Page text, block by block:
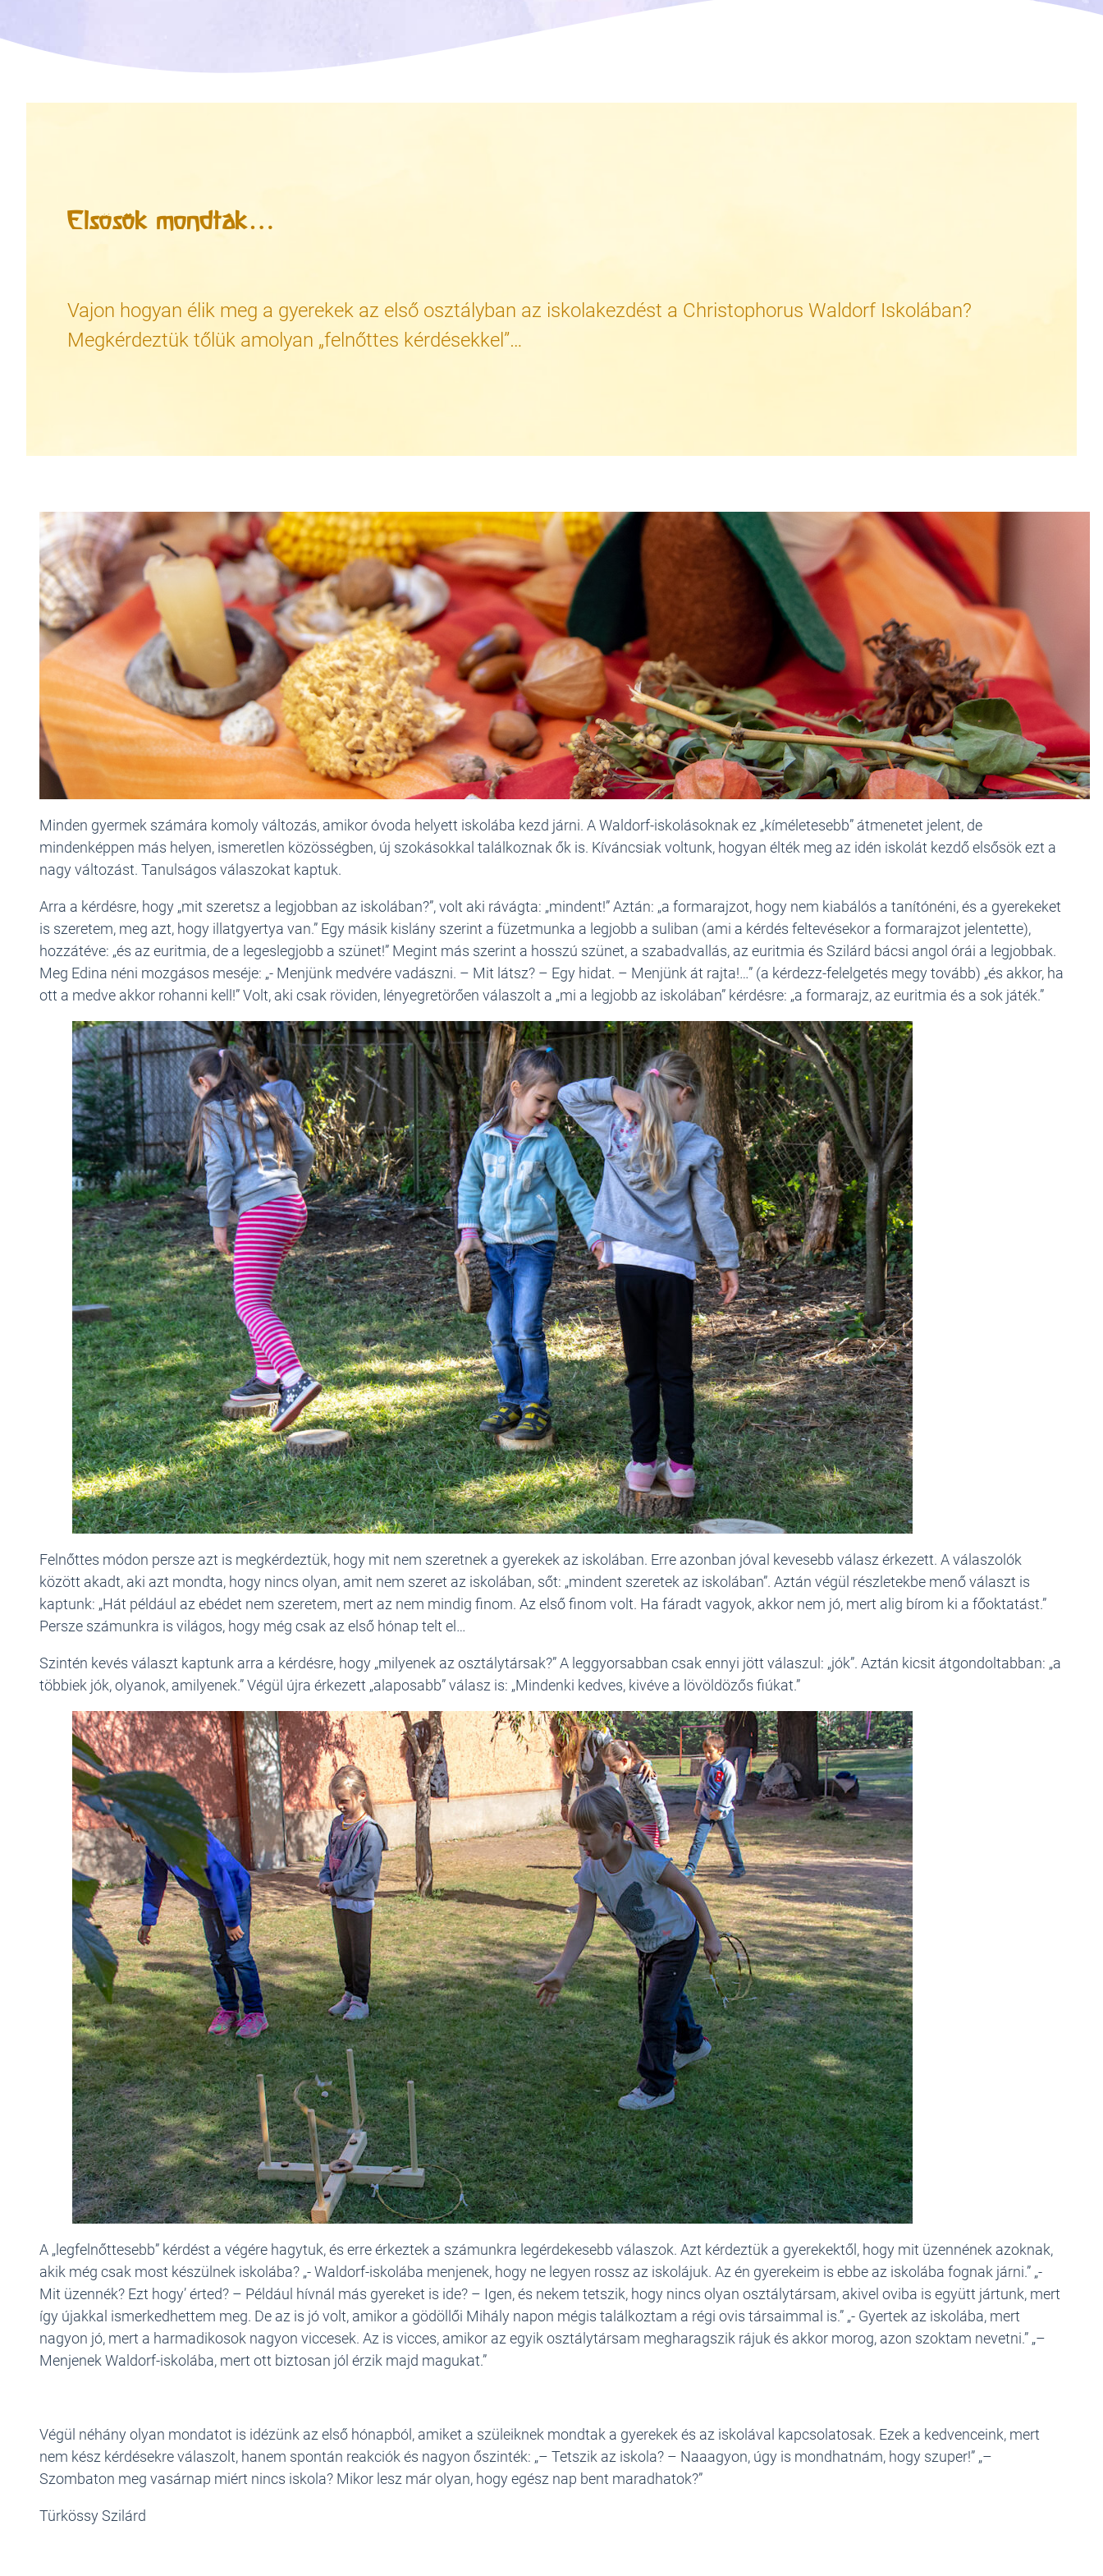
Elsősök mondták…
Vajon hogyan élik meg a gyerekek az első osztályban az iskolakezdést a Christophorus Waldorf Iskolában?
Megkérdeztük tőlük amolyan „felnőttes kérdésekkel”…
Minden gyermek számára komoly változás, amikor óvoda helyett iskolába kezd járni. A Waldorf-iskolásoknak ez „kíméletesebb” átmenetet jelent, de
mindenképpen más helyen, ismeretlen közösségben, új szokásokkal találkoznak ők is. Kíváncsiak voltunk, hogyan élték meg az idén iskolát kezdő elsősök ezt a
nagy változást. Tanulságos válaszokat kaptuk.
Arra a kérdésre, hogy „mit szeretsz a legjobban az iskolában?”, volt aki rávágta: „mindent!” Aztán: „a formarajzot, hogy nem kiabálós a tanítónéni, és a gyerekeket
is szeretem, meg azt, hogy illatgyertya van.” Egy másik kislány szerint a füzetmunka a legjobb a suliban (ami a kérdés feltevésekor a formarajzot jelentette),
hozzátéve: „és az euritmia, de a legeslegjobb a szünet!” Megint más szerint a hosszú szünet, a szabadvallás, az euritmia és Szilárd bácsi angol órái a legjobbak.
Meg Edina néni mozgásos meséje: „- Menjünk medvére vadászni. – Mit látsz? – Egy hidat. – Menjünk át rajta!…” (a kérdezz-felelgetés megy tovább) „és akkor, ha
ott a medve akkor rohanni kell!” Volt, aki csak röviden, lényegretörően válaszolt a „mi a legjobb az iskolában” kérdésre: „a formarajz, az euritmia és a sok játék.”
Felnőttes módon persze azt is megkérdeztük, hogy mit nem szeretnek a gyerekek az iskolában. Erre azonban jóval kevesebb válasz érkezett. A válaszolók
között akadt, aki azt mondta, hogy nincs olyan, amit nem szeret az iskolában, sőt: „mindent szeretek az iskolában”. Aztán végül részletekbe menő választ is
kaptunk: „Hát például az ebédet nem szeretem, mert az nem mindig finom. Az első finom volt. Ha fáradt vagyok, akkor nem jó, mert alig bírom ki a főoktatást.”
Persze számunkra is világos, hogy még csak az első hónap telt el…
Szintén kevés választ kaptunk arra a kérdésre, hogy „milyenek az osztálytársak?” A leggyorsabban csak ennyi jött válaszul: „jók”. Aztán kicsit átgondoltabban: „a
többiek jók, olyanok, amilyenek.” Végül újra érkezett „alaposabb” válasz is: „Mindenki kedves, kivéve a lövöldözős fiúkat.”
A „legfelnőttesebb” kérdést a végére hagytuk, és erre érkeztek a számunkra legérdekesebb válaszok. Azt kérdeztük a gyerekektől, hogy mit üzennének azoknak,
akik még csak most készülnek iskolába? „- Waldorf-iskolába menjenek, hogy ne legyen rossz az iskolájuk. Az én gyerekeim is ebbe az iskolába fognak járni.” „-
Mit üzennék? Ezt hogy’ érted? – Például hívnál más gyereket is ide? – Igen, és nekem tetszik, hogy nincs olyan osztálytársam, akivel oviba is együtt jártunk, mert
így újakkal ismerkedhettem meg. De az is jó volt, amikor a gödöllői Mihály napon mégis találkoztam a régi ovis társaimmal is.” „- Gyertek az iskolába, mert
nagyon jó, mert a harmadikosok nagyon viccesek. Az is vicces, amikor az egyik osztálytársam megharagszik rájuk és akkor morog, azon szoktam nevetni.” „–
Menjenek Waldorf-iskolába, mert ott biztosan jól érzik majd magukat.”
Végül néhány olyan mondatot is idézünk az első hónapból, amiket a szüleiknek mondtak a gyerekek és az iskolával kapcsolatosak. Ezek a kedvenceink, mert
nem kész kérdésekre válaszolt, hanem spontán reakciók és nagyon őszinték: „– Tetszik az iskola? – Naaagyon, úgy is mondhatnám, hogy szuper!” „–
Szombaton meg vasárnap miért nincs iskola? Mikor lesz már olyan, hogy egész nap bent maradhatok?”
Türkössy Szilárd